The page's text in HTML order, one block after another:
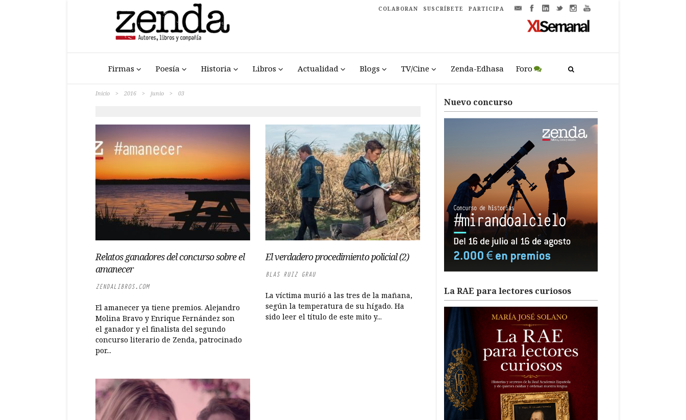
COLABORAN SUSCRÍBETE PARTICIPA
Firmas Poesía Historia Libros Actualidad Blogs TV/Cine Zenda-Edhasa Foro
Inicio > 2016 > junio > 03
Relatos ganadores del concurso sobre el
amanecer
ZENDALIBROS.COM
El amanecer ya tiene premios. Alejandro
Molina Bravo y Enrique Fernández son
el ganador y el finalista del segundo
concurso literario de Zenda, patrocinado
por...
El verdadero procedimiento policial (2)
BLAS RUIZ GRAU
La víctima murió a las tres de la mañana,
según la temperatura de su hígado. Ha
sido leer el título de este mito y...
Nuevo concurso
La RAE para lectores curiosos